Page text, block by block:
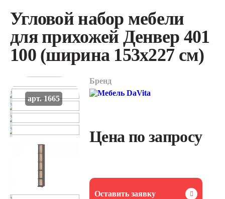
Угловой набор мебели
для прихожей Денвер 401
100 (ширина 153х227 см)
арт. 1665
Бренд
Цена по запросу
Оставить заявку